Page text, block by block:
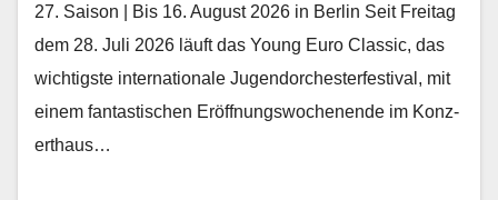
27. Saison | Bis 16. August 2026 in Berlin Seit Fre­itag
dem 28. Juli 2026 läuft das Young Euro Clas­sic, das
wichtig­ste inter­na­tionale Ju­gendorchesterfestival, mit
einem fan­tastis­chen Eröff­nungswoch­enende im Konz­
erthaus…